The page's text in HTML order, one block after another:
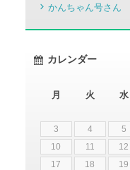
かんちゃん号さん
カレンダー
月 火 水
3
4 5
10
11 12
17
18 19